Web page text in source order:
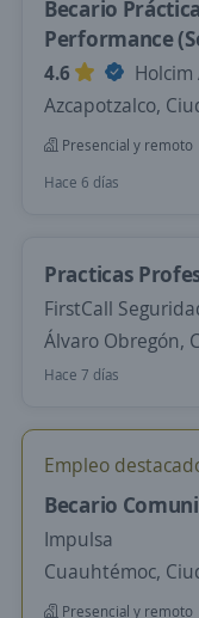
Becario
Performance
4.6
Holcim
Azcapotzalco,
Presencial y remoto
Hace 6 días
Practicas
FirstCall
Álvaro Obregón,
Hace 7 días
Empleo
Becario
Impulsa
Cuauhtémoc,
Presencial y remoto